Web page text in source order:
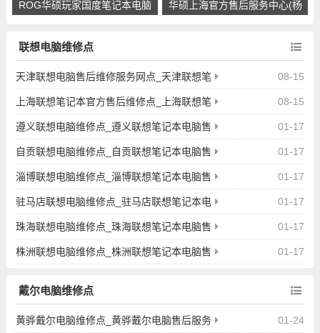
ROG华硕玩家国度笔记本电脑
华硕上海官方售后服务中心(杨
联想电脑维修点
08-15
天津联想电脑售后维修服务网点_天津联想笔
记本电脑维修服务中心 08-15
上海联想笔记本官方售后维修点_上海联想笔
记本电脑维修服务中心 01-17
遵义联想电脑维修点_遵义联想笔记本电脑售
后服务网点查询 01-17
自贡联想电脑维修点_自贡联想笔记本电脑售
后服务网点查询 01-17
淄博联想电脑维修点_淄博联想笔记本电脑售
后服务网点查询 01-17
驻马店联想电脑维修点_驻马店联想笔记本电
脑售后服务网点查询 01-17
珠海联想电脑维修点_珠海联想笔记本电脑售
后服务网点查询 01-17
株洲联想电脑维修点_株洲联想笔记本电脑售
戴尔电脑维修点
01-24
黄骅戴尔电脑维修点_黄骅戴尔电脑售后服务